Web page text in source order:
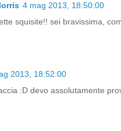
4 mag 2013, 18:50:00
squisite!! sei bravissima,
2013, 18:52:00
:D devo assolutamente